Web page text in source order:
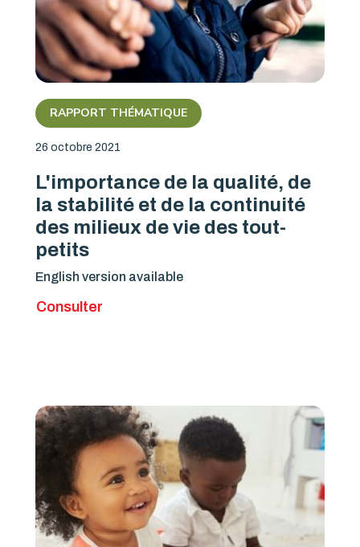
RAPPORT THÉMATIQUE
26 octobre 2021
L'importance de la qualité, de
la stabilité et de la continuité
des milieux de vie des tout-
petits
English version available
Consulter